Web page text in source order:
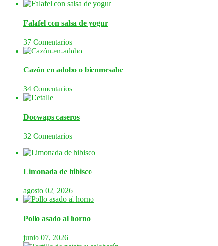
Falafel con salsa de yogur
37 Comentarios
Cazón en adobo o bienmesabe
34 Comentarios
Doowaps caseros
32 Comentarios
Limonada de hibisco
agosto 02, 2026
Pollo asado al horno
junio 07, 2026